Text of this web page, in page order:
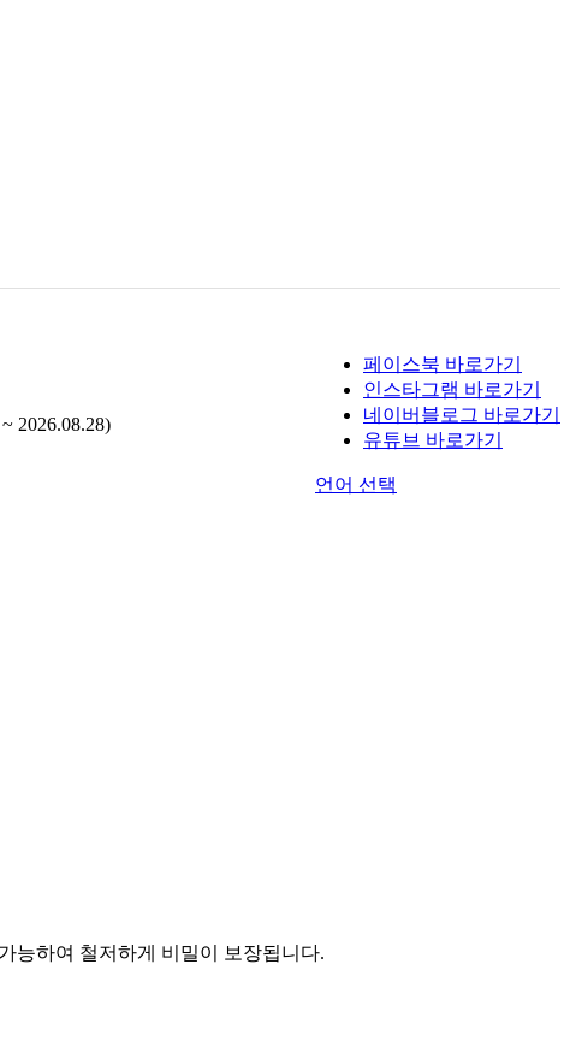
2026.08.28)
페이스북 바로가기
인스타그램 바로가기
네이버블로그 바로가기
유튜브 바로가기
언어 선택
능하여 철저하게 비밀이 보장됩니다.